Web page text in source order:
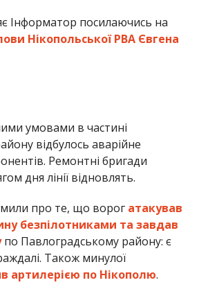
Інформатор посилаючись на
Нікопольської РВА Євгена
умовами в частині
відбулось аварійне
Ремонтні бригади
дня лінії відновлять.
про те, що ворог атакував
безпілотниками та завдав
по Павлоградському району: є
Також минулої
артилерією по Нікополю.